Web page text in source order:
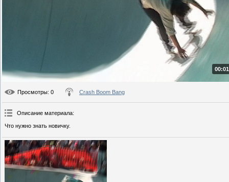
Просмотры: 0 Crash Boom Bang
Описание материала:
Что нужно знать новичку.